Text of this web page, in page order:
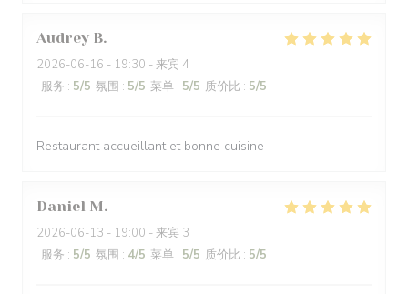
Audrey B
2026-06-16 - 19:30 - 来宾 4
服务 : 5/5 氛围 : 5/5 菜单 : 5/5 质价比 : 5/5
Restaurant accueillant et bonne cuisine
Daniel M
2026-06-13 - 19:00 - 来宾 3
服务 : 5/5 氛围 : 4/5 菜单 : 5/5 质价比 : 5/5